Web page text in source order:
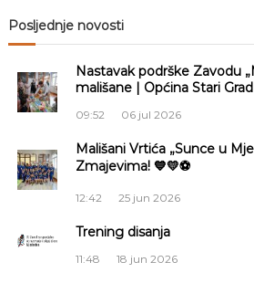
v
g
a
c
Posljednje novosti
Nastavak podrške Zavodu
mališane | Općina Stari
09:52 06 jul 2026
Mališani Vrtića „Sunce u
Zmajevima! 💙💛⚽
12:42 25 jun 2026
Trening disanja
11:48 18 jun 2026